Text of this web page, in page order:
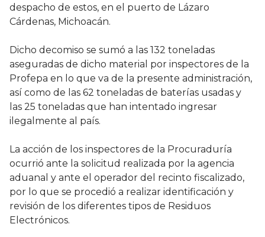
despacho de estos, en el puerto de Lázaro
Cárdenas, Michoacán.
Dicho decomiso se sumó a las 132 toneladas
aseguradas de dicho material por inspectores de la
Profepa en lo que va de la presente administración,
así como de las 62 toneladas de baterías usadas y
las 25 toneladas que han intentado ingresar
ilegalmente al país.
La acción de los inspectores de la Procuraduría
ocurrió ante la solicitud realizada por la agencia
aduanal y ante el operador del recinto fiscalizado,
por lo que se procedió a realizar identificación y
revisión de los diferentes tipos de Residuos
Electrónicos.